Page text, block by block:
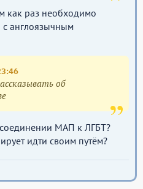
как раз необходимо
англоязычным
об
МАП к ЛГБТ?
идти своим путём?